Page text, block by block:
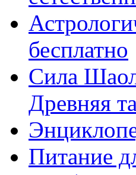
бесплатно
Сила
Древняя
Питание